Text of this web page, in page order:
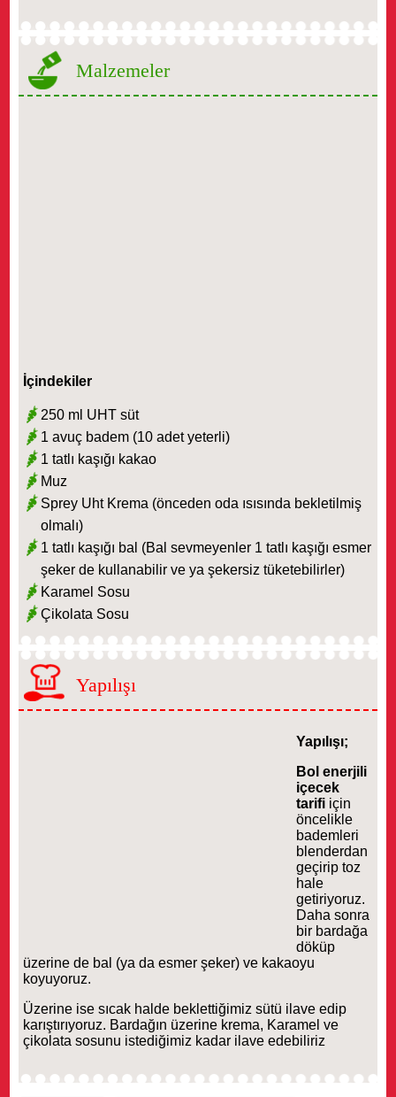
Malzemeler
İçindekiler
250 ml UHT süt
1 avuç badem (10 adet yeterli)
1 tatlı kaşığı kakao
Muz
Sprey Uht Krema (önceden oda ısısında bekletilmiş
olmalı)
1 tatlı kaşığı bal (Bal sevmeyenler 1 tatlı kaşığı esmer
şeker de kullanabilir ve ya şekersiz tüketebilirler)
Karamel Sosu
Çikolata Sosu
Yapılışı
Yapılışı;
Bol enerjili
içecek
tarifi için
öncelikle
bademleri
blenderdan
geçirip toz
hale
getiriyoruz.
Daha sonra
bir bardağa
döküp
üzerine de bal (ya da esmer şeker) ve kakaoyu
koyuyoruz.
Üzerine ise sıcak halde beklettiğimiz sütü ilave edip
karıştırıyoruz. Bardağın üzerine krema, Karamel ve
çikolata sosunu istediğimiz kadar ilave edebiliriz